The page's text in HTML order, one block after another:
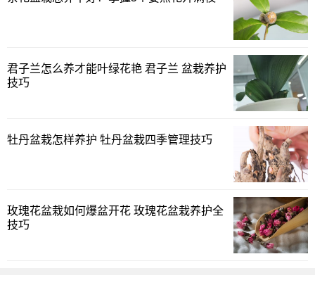
刺柏喜湿润的土壤环境，但具有较强的耐旱能力。在日常
的养护过程中，我们应遵循“不干不浇水”的原则，生长期内可
以浇水频率高一些，而环境温度较低时，做到宁干勿湿。花
草养死的方法众多，而浇水过多往往首当其冲，再好养的花
卉植物，浇水方面都需要控制“分寸”。养花种草的过程中，最
先需要掌握的就是学会判断花卉植物是否缺水，一方面是植
物的生长习性，另一方面就是季节的变化，不能一尘不变，
一些没什么大问题，尽可能的不让它“水淹”着。
君子兰怎么养才能叶绿花艳 君子兰 盆栽养护
技巧
牡丹盆栽怎样养护 牡丹盆栽四季管理技巧
玫瑰花盆栽如何爆盆开花 玫瑰花盆栽养护全
技巧